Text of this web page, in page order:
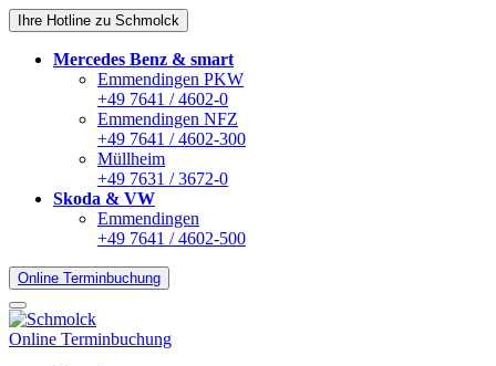
Ihre Hotline zu Schmolck
Mercedes Benz & smart
Emmendingen PKW
+49 7641 / 4602-0
Emmendingen NFZ
+49 7641 / 4602-300
Müllheim
+49 7631 / 3672-0
Skoda & VW
Emmendingen
+49 7641 / 4602-500
Online Terminbuchung
Online Terminbuchung